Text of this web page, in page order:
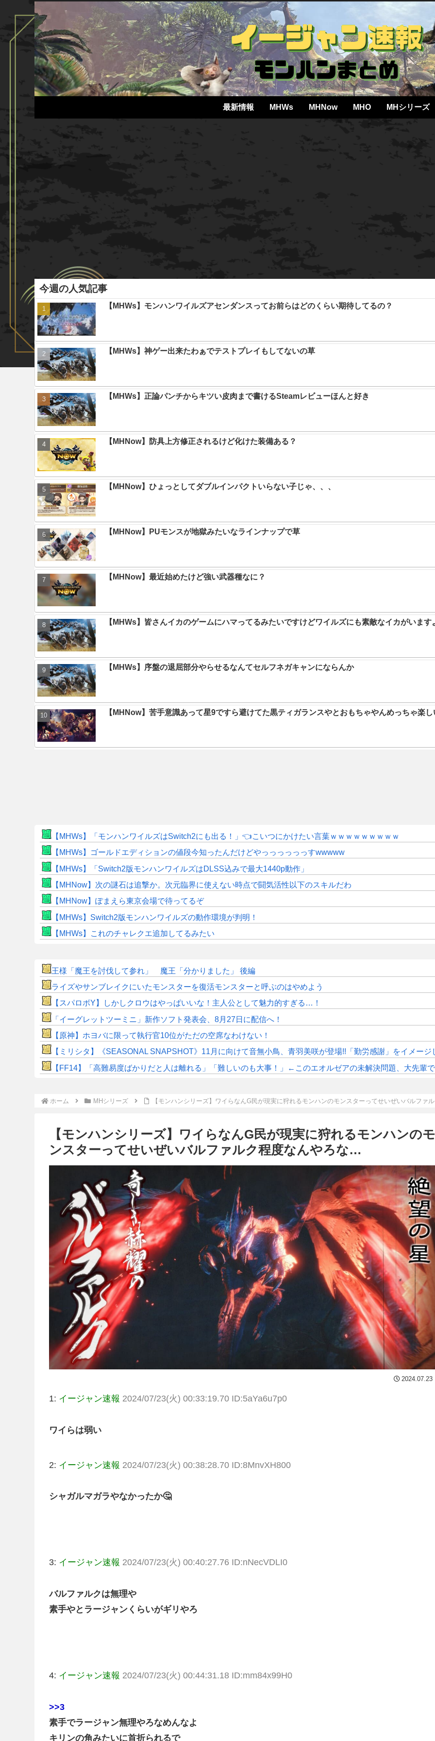
最新情報 MHWs MHNow MHO MHシリーズ
今週の人気記事
【MHWs】モンハンワイルズアセンダンスってお前らはどのくらい期待してるの？
【MHWs】神ゲー出来たわぁでテストプレイもしてないの草
【MHWs】正論パンチからキツい皮肉まで書けるSteamレビューほんと好き
【MHNow】防具上方修正されるけど化けた装備ある？
【MHNow】ひょっとしてダブルインパクトいらない子じゃ、、、
【MHNow】PUモンスが地獄みたいなラインナップで草
【MHNow】最近始めたけど強い武器種なに？
【MHWs】皆さんイカのゲームにハマってるみたいですけどワイルズにも素敵なイカがいます
【MHWs】序盤の退屈部分やらせるなんてセルフネガキャンにならんか
【MHNow】苦手意識あって星9ですら避けてた黒ティガランスやとおもちゃやんめっちゃ楽し
【MHWs】「モンハンワイルズはSwitch2にも出る！」👈こいつにかけたい言葉ｗｗｗｗｗｗｗｗｗ
【MHWs】ゴールドエディションの値段今知ったんだけどやっっっっっっすwwwww
【MHWs】「Switch2版モンハンワイルズはDLSS込みで最大1440p動作」
【MHNow】次の謎石は追撃か。次元臨界に使えない時点で闘気活性以下のスキルだわ
【MHNow】ぽまえら東京会場で待ってるぞ
【MHWs】Switch2版モンハンワイルズの動作環境が判明！
【MHWs】これのチャレクエ追加してるみたい
王様「魔王を討伐して参れ」 魔王「分かりました」 後編
ライズやサンブレイクにいたモンスターを復活モンスターと呼ぶのはやめよう
【スパロボY】しかしクロウはやっぱいいな！主人公として魅力的すぎる…！
「イーグレットツーミニ」新作ソフト発表会、8月27日に配信へ！
【原神】ホヨバに限って執行官10位がただの空席なわけない！
【ミリシタ】《SEASONAL SNAPSHOT》11月に向けて音無小鳥、青羽美咲が登場!!「勤労感謝」をイメージ
【FF14】「高難易度ばかりだと人は離れる」「難しいのも大事！」←このエオルゼアの未解決問題、大先輩
ホーム MHシリーズ 【モンハンシリーズ】ワイらなんG民が現実に狩れるモンハンのモンスターってせいぜいバルファ
【モンハンシリーズ】ワイらなんG民が現実に狩れるモンハンのモ
ンスターってせいぜいバルファルク程度なんやろな…
2024.07.23
1: イージャン速報 2024/07/23(火) 00:33:19.70 ID:5aYa6u7p0
ワイらは弱い
2: イージャン速報 2024/07/23(火) 00:38:28.70 ID:8MnvXH800
シャガルマガラやなかったか🤔
3: イージャン速報 2024/07/23(火) 00:40:27.76 ID:nNecVDLI0
バルファルクは無理や
素手やとラージャンくらいがギリやろ
4: イージャン速報 2024/07/23(火) 00:44:31.18 ID:mm84x99H0
>>3
素手でラージャン無理やろなめんなよ
キリンの角みたいに首折られるで